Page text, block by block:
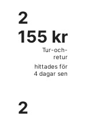
dagar
sen
2
155 kr
Tur-
retur,
hittades
dagar
2
155 kr
Tur-och-
retur
hittades för
4 dagar sen
24 sep. från
2
2
16 aug. från